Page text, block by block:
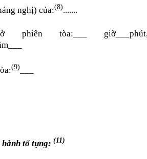
nghị) của:(8).......
tòa:___
(9)
tố tụng: (11)